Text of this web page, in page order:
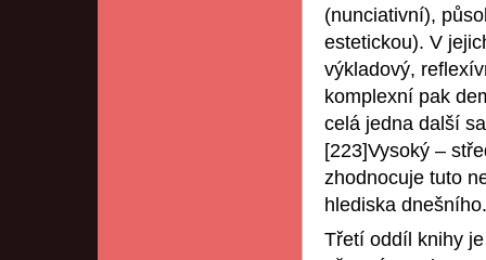
(nunciativní),
estetickou). V
výkladový,
komplexní pak
celá jedna další
[223]Vysoký –
zhodnocuje tuto
hlediska dnešního.
Třetí oddíl knihy